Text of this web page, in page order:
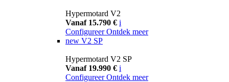
Hypermotard V2
Vanaf 15.790 € i
Configureer Ontdek meer
new V2 SP
Hypermotard V2 SP
Vanaf 19.990 € i
Configureer Ontdek meer